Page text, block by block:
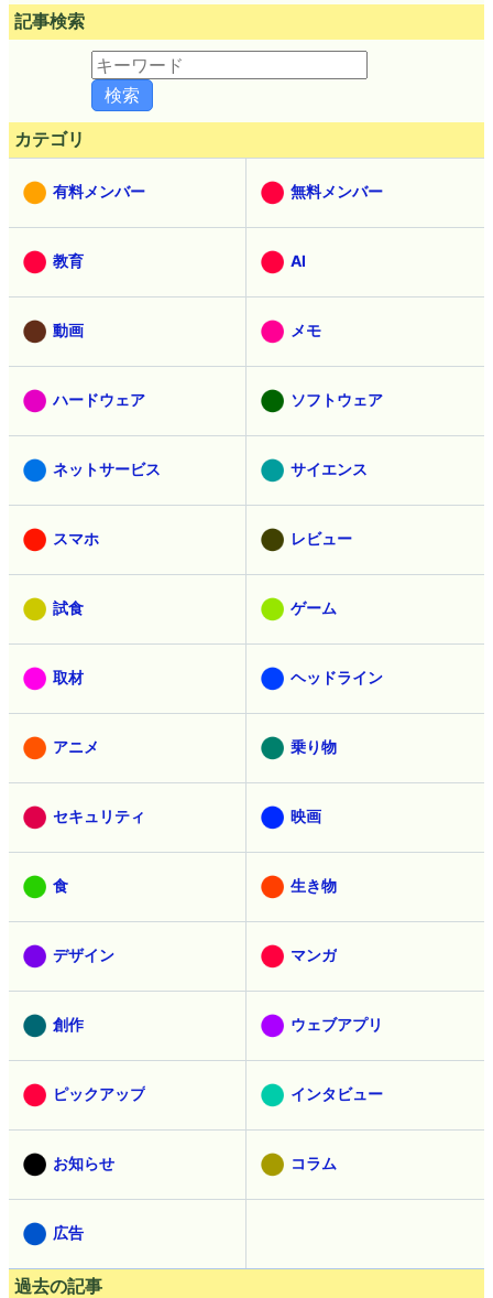
記事検索
カテゴリ
有料メンバー 無料メンバー
教育 AI
動画 メモ
ハードウェア ソフトウェア
ネットサービス サイエンス
スマホ レビュー
試食 ゲーム
取材 ヘッドライン
アニメ 乗り物
セキュリティ 映画
食 生き物
デザイン マンガ
創作 ウェブアプリ
ピックアップ インタビュー
お知らせ コラム
広告
過去の記事